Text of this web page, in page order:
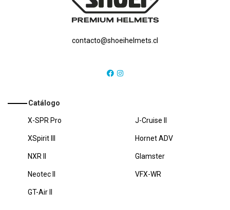
contacto@shoeihelmets.cl
Catálogo
X-SPR Pro
XSpirit III
NXR II
Neotec II
GT-Air II
J-Cruise II
Hornet ADV
Glamster
VFX-WR